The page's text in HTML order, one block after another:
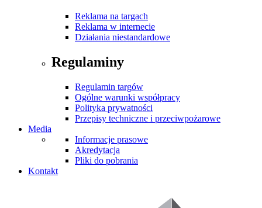
Reklama na targach
Reklama w internecie
Działania niestandardowe
Regulaminy
Regulamin targów
Ogólne warunki współpracy
Polityka prywatności
Przepisy techniczne i przeciwpożarowe
Media
Informacje prasowe
Akredytacja
Pliki do pobrania
Kontakt